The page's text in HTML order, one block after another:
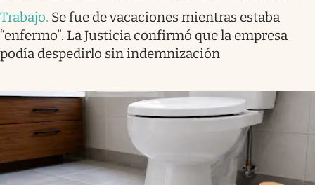
Trabajo. Se fue de vacaciones mientras estaba
“enfermo”. La Justicia confirmó que la empresa
podía despedirlo sin indemnización